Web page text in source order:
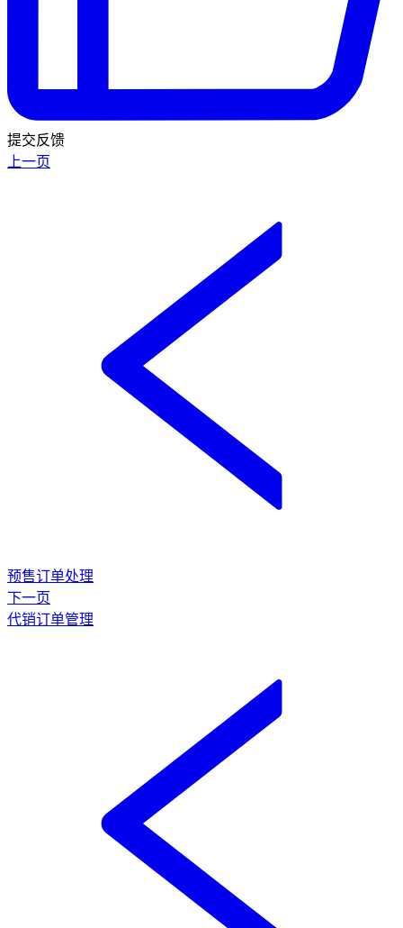
提交反馈
上一页
预售订单处理
下一页
代销订单管理